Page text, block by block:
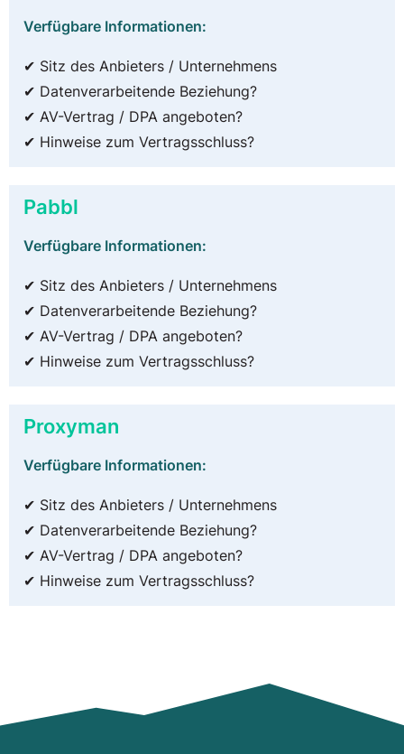
Verfügbare Informationen:
✔ Sitz des Anbieters / Unternehmens
✔ Datenverarbeitende Beziehung?
✔ AV-Vertrag / DPA angeboten?
✔ Hinweise zum Vertragsschluss?
Pabbl
Verfügbare Informationen:
✔ Sitz des Anbieters / Unternehmens
✔ Datenverarbeitende Beziehung?
✔ AV-Vertrag / DPA angeboten?
✔ Hinweise zum Vertragsschluss?
Proxyman
Verfügbare Informationen:
✔ Sitz des Anbieters / Unternehmens
✔ Datenverarbeitende Beziehung?
✔ AV-Vertrag / DPA angeboten?
✔ Hinweise zum Vertragsschluss?